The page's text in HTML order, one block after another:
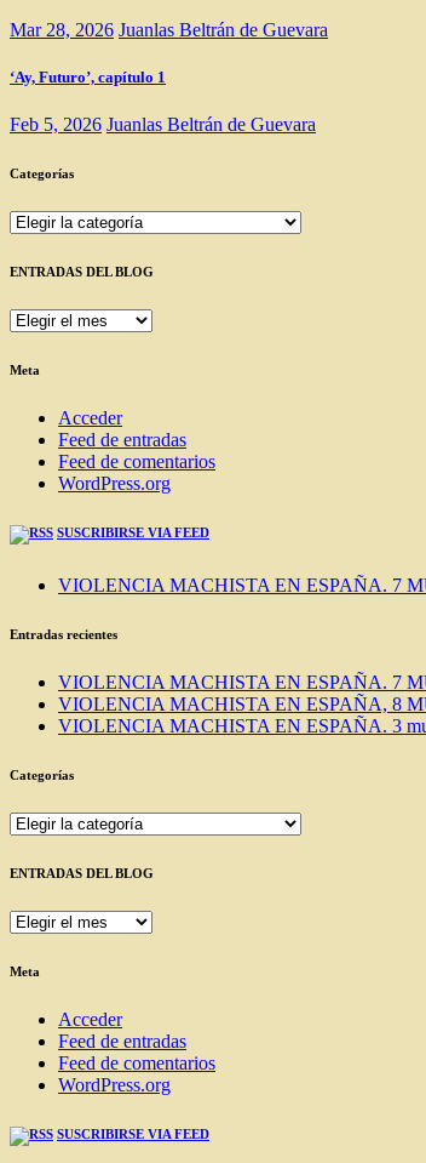
Mar 28, 2026 Juanlas Beltrán de Guevara
‘Ay, Futuro’, capítulo 1
Feb 5, 2026 Juanlas Beltrán de Guevara
Categorías
Categorías
ENTRADAS DEL BLOG
ENTRADAS
BLOG
Meta
Acceder
Feed de entradas
Feed de comentarios
WordPress.org
SUSCRIBIRSE VIA FEED
VIOLENCIA MACHISTA EN ESPAÑA. 7
Entradas recientes
VIOLENCIA MACHISTA EN ESPAÑA. 7
VIOLENCIA MACHISTA EN ESPAÑA, 8
VIOLENCIA MACHISTA EN ESPAÑA. 3
Categorías
Categorías
ENTRADAS DEL BLOG
ENTRADAS
BLOG
Meta
Acceder
Feed de entradas
Feed de comentarios
WordPress.org
SUSCRIBIRSE VIA FEED